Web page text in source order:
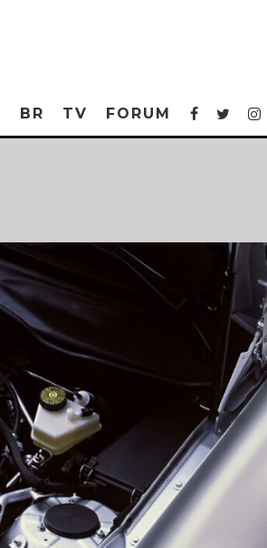
BR TV FORUM